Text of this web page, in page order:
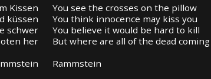
Kissen
küssen
schwer
her
You see the crosses on the pillow
You think innocence may kiss you
You believe it would be hard to kill
But where are all of the dead
Rammstein